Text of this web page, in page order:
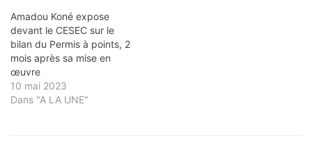
Amadou Koné expose
devant le CESEC sur le
bilan du Permis à points, 2
mois après sa mise en
œuvre
10 mai 2023
Dans "A LA UNE"